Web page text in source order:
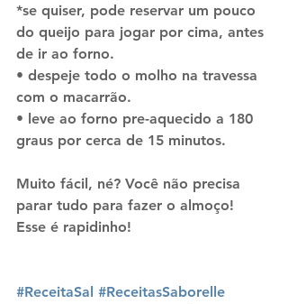
*se quiser, pode reservar um pouco
do queijo para jogar por cima, antes
de ir ao forno.
• despeje todo o molho na travessa
com o macarrão.
• leve ao forno pre-aquecido a 180
graus por cerca de 15 minutos.
Muito fácil, né? Você não precisa
parar tudo para fazer o almoço!
Esse é rapidinho!
#ReceitaSal #ReceitasSaborelle